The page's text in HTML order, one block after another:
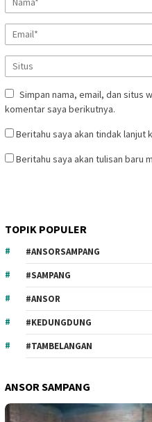
Simpan nama, email, dan situs
komentar saya berikutnya.
Beritahu saya akan tindak lanjut
Beritahu saya akan tulisan baru
TOPIK POPULER
#ANSORSAMPANG
#SAMPANG
#ANSOR
#KEDUNGDUNG
#TAMBELANGAN
ANSOR SAMPANG